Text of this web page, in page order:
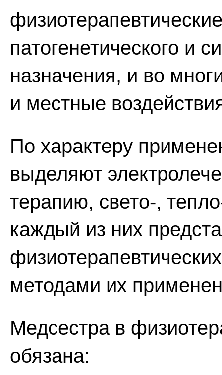
патогенетического и
назначения, и во
и местные
По характеру
выделяют
терапию, свето-,
каждый из них
методами их
Медсестра в
обязана: